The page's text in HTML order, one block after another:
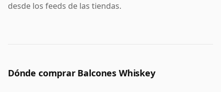
desde los feeds de las tiendas.
Dónde comprar Balcones Whiskey